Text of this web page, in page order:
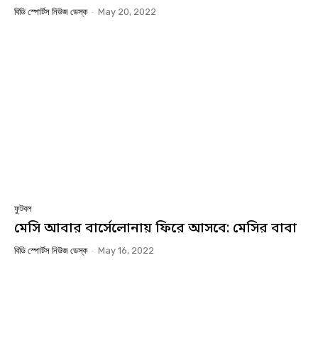
বিডি স্পোর্টস নিউজ ডেস্ক - May 20, 2022
ফুটবল
মেসি আবার বার্সেলোনায় ফিরে আসবে: মেসির বাবা
বিডি স্পোর্টস নিউজ ডেস্ক - May 16, 2022